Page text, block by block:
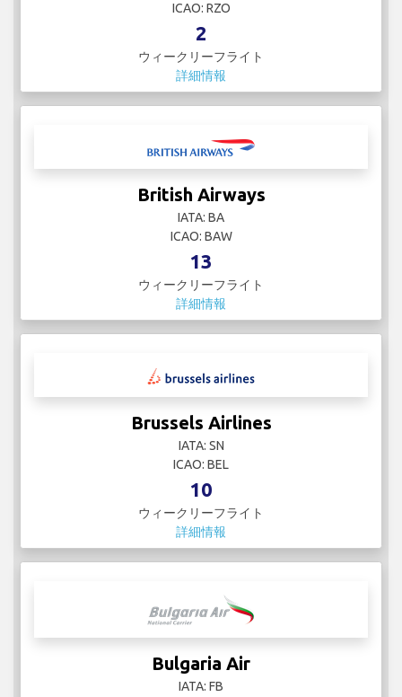
ICAO: RZO
2
ウィークリーフライト
詳細情報
British Airways
IATA: BA
ICAO: BAW
13
ウィークリーフライト
詳細情報
Brussels Airlines
IATA: SN
ICAO: BEL
10
ウィークリーフライト
詳細情報
Bulgaria Air
IATA: FB